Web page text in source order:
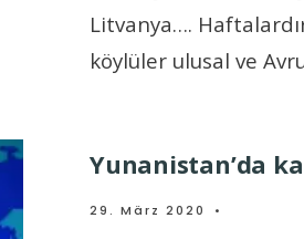
Litvanya….
köylüler ulusal ve
Yunanistan’da
29. März 2020 •